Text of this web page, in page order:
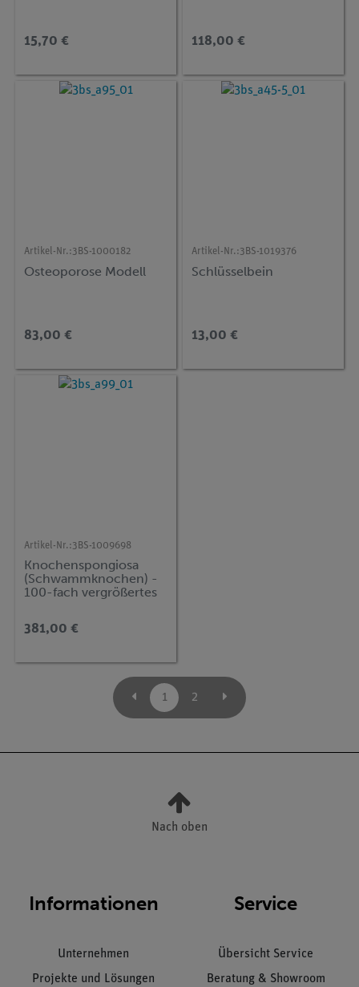
15,70 € 118,00 €
Artikel-Nr.:3BS-1000182
Osteoporose Modell
83,00 €
Artikel-Nr.:3BS-1019376
Schlüsselbein
13,00 €
Artikel-Nr.:3BS-1009698
Knochenspongiosa
(Schwammknochen) -
100-fach vergrößertes
381,00 €
1 2
Nach oben
Informationen
Unternehmen
Projekte und Lösungen
Service
Übersicht Service
Beratung & Showroom